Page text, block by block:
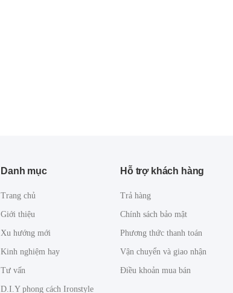
Danh mục
Trang chủ
Giới thiệu
Xu hướng mới
Kinh nghiệm hay
Tư vấn
D.I.Y phong cách Ironstyle
Hỗ trợ khách hàng
Trả hàng
Chính sách bảo mật
Phương thức thanh toán
Vận chuyển và giao nhận
Điều khoản mua bán